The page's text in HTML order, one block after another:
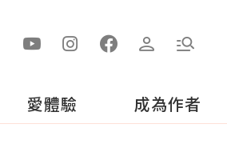
愛體驗 成為作者